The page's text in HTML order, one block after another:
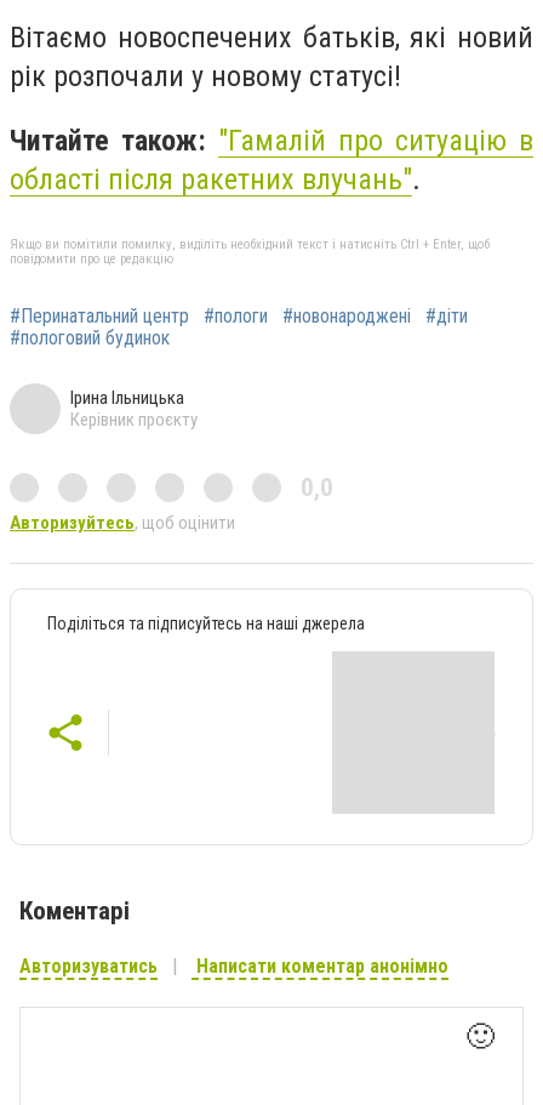
Вітаємо новоспечених батьків, які новий
рік розпочали у новому статусі!
Читайте також: "Гамалій про ситуацію в
області після ракетних влучань".
Якщо ви помітили помилку, виділіть необхідний текст і натисніть Ctrl + Enter, щоб
повідомити про це редакцію
#Перинатальний центр #пологи #новонароджені
#діти
#пологовий будинок
Ірина Ільницька
Керівник проєкту
0,0
Авторизуйтесь, щоб оцінити
Поділіться та підписуйтесь на наші джерела
Коментарі
Авторизуватись Написати коментар анонімно
🙂